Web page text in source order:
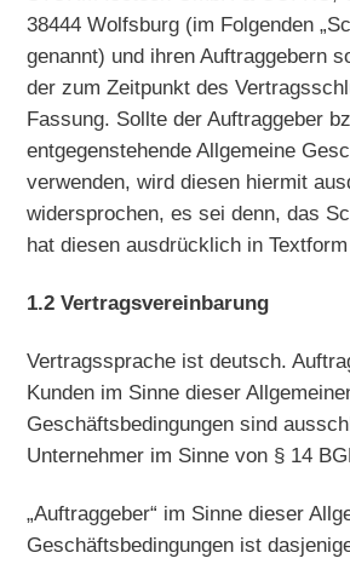
38444 Wolfsburg (im Folgenden
genannt) und ihren Auftraggebern
der zum Zeitpunkt des
Fassung. Sollte der Auftraggeber
entgegenstehende Allgemeine
verwenden, wird diesen hiermit
widersprochen, es sei denn, das
hat diesen ausdrücklich in
1.2 Vertragsvereinbarung
Vertragssprache ist deutsch.
Kunden im Sinne dieser
Geschäftsbedingungen sind
Unternehmer im Sinne von § 14
„Auftraggeber“ im Sinne dieser
Geschäftsbedingungen ist